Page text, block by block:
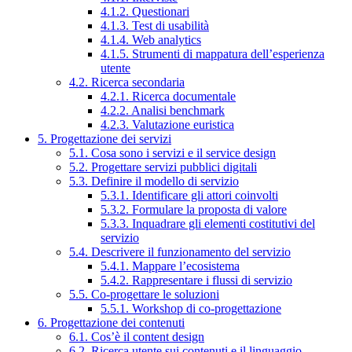
4.1.2. Questionari
4.1.3. Test di usabilità
4.1.4. Web analytics
4.1.5. Strumenti di mappatura dell’esperienza
utente
4.2. Ricerca secondaria
4.2.1. Ricerca documentale
4.2.2. Analisi benchmark
4.2.3. Valutazione euristica
5. Progettazione dei servizi
5.1. Cosa sono i servizi e il service design
5.2. Progettare servizi pubblici digitali
5.3. Definire il modello di servizio
5.3.1. Identificare gli attori coinvolti
5.3.2. Formulare la proposta di valore
5.3.3. Inquadrare gli elementi costitutivi del
servizio
5.4. Descrivere il funzionamento del servizio
5.4.1. Mappare l’ecosistema
5.4.2. Rappresentare i flussi di servizio
5.5. Co-progettare le soluzioni
5.5.1. Workshop di co-progettazione
6. Progettazione dei contenuti
6.1. Cos’è il content design